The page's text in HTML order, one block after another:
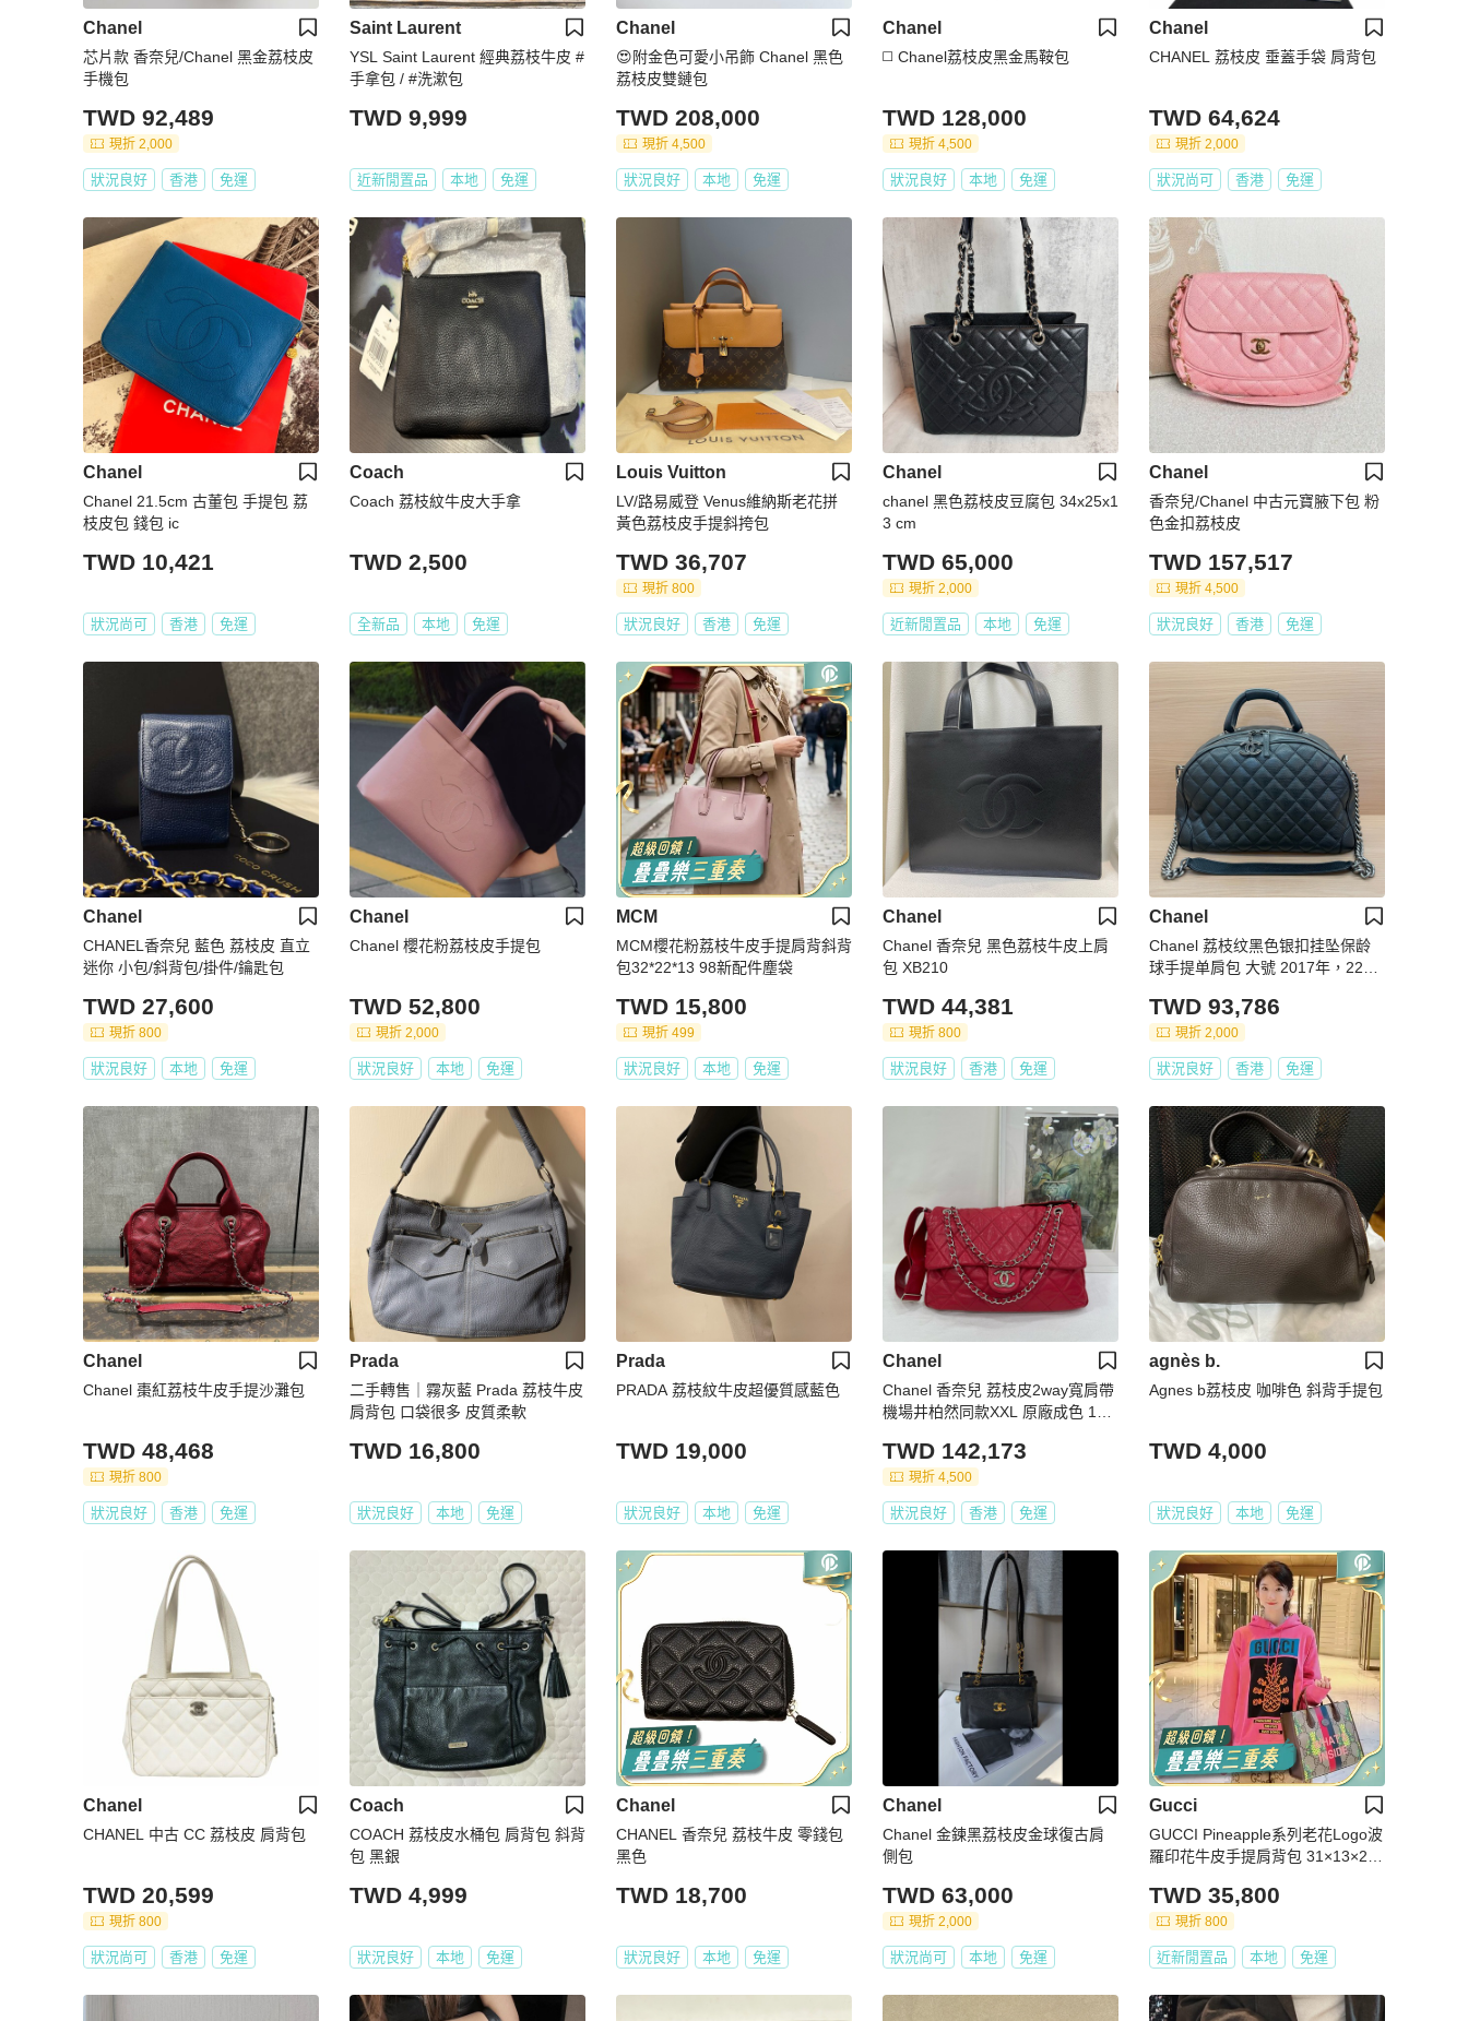
Chanel
芯片款 香奈兒/Chanel 黑金荔枝皮
手機包
TWD 92,489
現折 2,000
狀況良好 香港 免運
Saint Laurent
YSL Saint Laurent 經典荔枝牛皮 #
手拿包 / #洗漱包
TWD 9,999
近新閒置品 本地 免運
Chanel
😍附金色可愛小吊飾 Chanel 黑色
荔枝皮雙鏈包
TWD 208,000
現折 4,500
狀況良好 本地 免運
Chanel
◻️ Chanel荔枝皮黑金馬鞍包
TWD 128,000
現折 4,500
狀況良好 本地 免運
Chanel
CHANEL 荔枝皮 垂蓋手袋 肩背包
TWD 64,624
現折 2,000
狀況尚可 香港 免運
Chanel
Chanel 21.5cm 古董包 手提包 荔
枝皮包 錢包 ic
TWD 10,421
狀況尚可 香港 免運
Coach
Coach 荔枝紋牛皮大手拿
TWD 2,500
全新品 本地 免運
Louis Vuitton
LV/路易威登 Venus維納斯老花拼
黃色荔枝皮手提斜挎包
TWD 36,707
現折 800
狀況良好 香港 免運
Chanel
chanel 黑色荔枝皮豆腐包 34x25x1
3 cm
TWD 65,000
現折 2,000
近新閒置品 本地 免運
Chanel
香奈兒/Chanel 中古元寶腋下包 粉
色金扣荔枝皮
TWD 157,517
現折 4,500
狀況良好 香港 免運
Chanel
CHANEL香奈兒 藍色 荔枝皮 直立
迷你 小包/斜背包/掛件/鑰匙包
TWD 27,600
現折 800
狀況良好 本地 免運
Chanel
Chanel 櫻花粉荔枝皮手提包
TWD 52,800
現折 2,000
狀況良好 本地 免運
MCM
MCM櫻花粉荔枝牛皮手提肩背斜背
包32*22*13 98新配件塵袋
TWD 15,800
現折 499
狀況良好 本地 免運
Chanel
Chanel 香奈兒 黑色荔枝牛皮上肩
包 XB210
TWD 44,381
現折 800
狀況良好 香港 免運
Chanel
Chanel 荔枝纹黑色银扣挂坠保龄
球手提单肩包 大號 2017年，22開
TWD 93,786
現折 2,000
狀況良好 香港 免運
Chanel
Chanel 棗紅荔枝牛皮手提沙灘包
TWD 48,468
現折 800
狀況良好 香港 免運
Prada
二手轉售｜霧灰藍 Prada 荔枝牛皮
肩背包 口袋很多 皮質柔軟
TWD 16,800
狀況良好 本地 免運
Prada
PRADA 荔枝紋牛皮超優質感藍色
TWD 19,000
狀況良好 本地 免運
Chanel
Chanel 香奈兒 荔枝皮2way寬肩帶
機場井柏然同款XXL 原廠成色 13
TWD 142,173
現折 4,500
狀況良好 香港 免運
agnès b.
Agnes b荔枝皮 咖啡色 斜背手提包
TWD 4,000
狀況良好 本地 免運
Chanel
CHANEL 中古 CC 荔枝皮 肩背包
TWD 20,599
現折 800
狀況尚可 香港 免運
Coach
COACH 荔枝皮水桶包 肩背包 斜背
包 黑銀
TWD 4,999
狀況良好 本地 免運
Chanel
CHANEL 香奈兒 荔枝牛皮 零錢包
黑色
TWD 18,700
狀況良好 本地 免運
Chanel
Chanel 金鍊黑荔枝皮金球復古肩
側包
TWD 63,000
現折 2,000
狀況尚可 本地 免運
Gucci
GUCCI Pineapple系列老花Logo波
羅印花牛皮手提肩背包 31×13×26
TWD 35,800
現折 800
近新閒置品 本地 免運